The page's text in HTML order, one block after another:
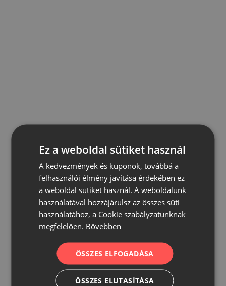
500
Ez a weboldal sütiket használ
A kedvezmények és kuponok, továbbá a
felhasználói élmény javítása érdekében ez
a weboldal sütiket használ. A weboldalunk
használatával hozzájárulsz az összes süti
használatához, a Cookie szabályzatunknak
megfelelően. Bővebben
ÖSSZES ELFOGADÁSA
ÖSSZES ELUTASÍTÁSA